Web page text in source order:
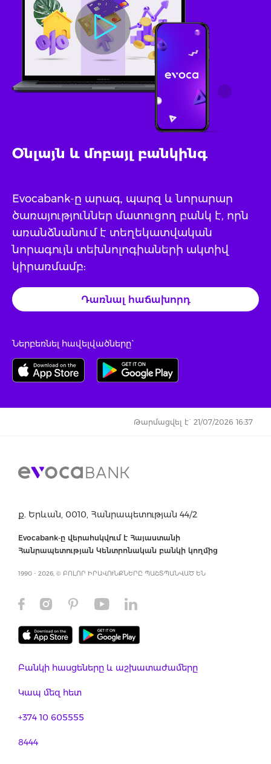
Օնլայն և մոբայլ բանկինգ
Evocabank-ը արագ, պարզ և նորարար
ծառայություններ մատուցող բանկ է, որն
առանձնանում է տեղեկատվական
նորագույն տեխնոլոգիաների ակտիվ
կիրառմամբ:
Դառնալ հաճախորդ
Ներբեռնել հավելվածները`
Թարմացվել է` 21/07/2026 16:37
ք. Երևան, 0010, Հանրապետության 44/2
Evocabank-ը վերահսկվում է Հայաստանի
Հանրապետության Կենտրոնական բանկի կողմից
1990 - 2026, © ԲՈԼՈՐ ԻՐԱՎՈՒՆՔՆԵՐԸ ՊԱՇՏՊԱՆՎԱԾ ԵՆ
Բանկի հասցեները և աշխատաժամերը
Կապ մեզ հետ
+374 10 605555
8444